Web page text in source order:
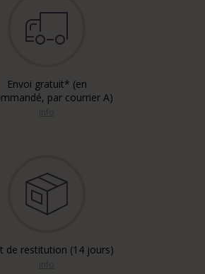
Envoi gratuit* (en
par courrier A)
de restitution (14 jours)